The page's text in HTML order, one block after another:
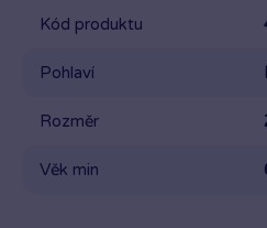
Kód produktu
Pohlaví
Rozměr
Věk min